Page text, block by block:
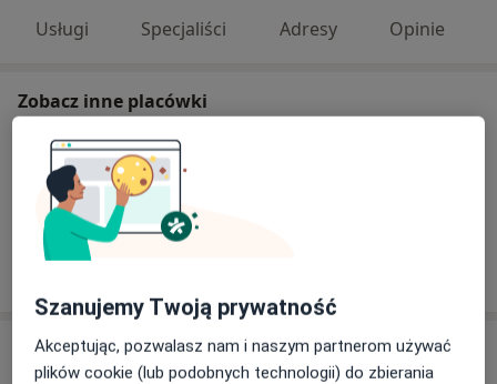
Usługi Specjaliści Adresy Opinie
Zobacz inne placówki
Kogo szukasz?
Ginekolog
Chirurg
Urolog
Usługi
Szanujemy Twoją prywatność
Akceptując, pozwalasz nam i naszym partnerom używać
plików cookie (lub podobnych technologii) do zbierania